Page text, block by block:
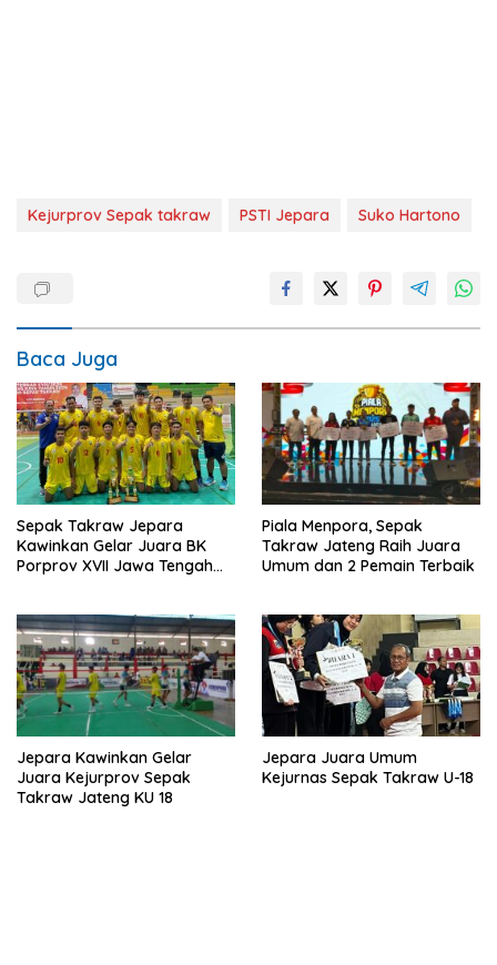
Kejurprov Sepak takraw PSTI Jepara Suko Hartono
Baca Juga
Sepak Takraw Jepara
Kawinkan Gelar Juara BK
Porprov XVII Jawa Tengah
Piala Menpora, Sepak
Takraw Jateng Raih Juara
Umum dan 2 Pemain Terbaik
Jepara Kawinkan Gelar
Juara Kejurprov Sepak
Takraw Jateng KU 18
Jepara Juara Umum
Kejurnas Sepak Takraw U-18